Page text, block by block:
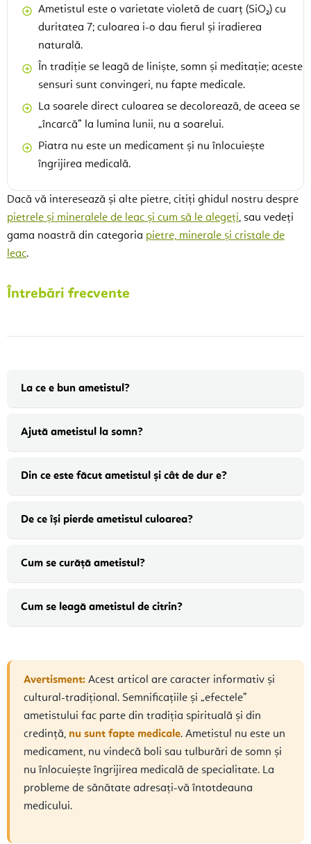
Ametistul este o varietate violetă de cuarț (SiO₂) cu
duritatea 7; culoarea i-o dau fierul și iradierea
naturală.
În tradiție se leagă de liniște, somn și meditație; aceste
sensuri sunt convingeri, nu fapte medicale.
La soarele direct culoarea se decolorează, de aceea se
„încarcă” la lumina lunii, nu a soarelui.
Piatra nu este un medicament și nu înlocuiește
îngrijirea medicală.
Dacă vă interesează și alte pietre, citiți ghidul nostru despre
pietrele și mineralele de leac și cum să le alegeți, sau vedeți
gama noastră din categoria pietre, minerale și cristale de
leac.
Întrebări frecvente
La ce e bun ametistul?
Ajută ametistul la somn?
Din ce este făcut ametistul și cât de dur e?
De ce își pierde ametistul culoarea?
Cum se curăță ametistul?
Cum se leagă ametistul de citrin?
Avertisment: Acest articol are caracter informativ și
cultural-tradițional. Semnificațiile și „efectele”
ametistului fac parte din tradiția spirituală și din
credință, nu sunt fapte medicale. Ametistul nu este un
medicament, nu vindecă boli sau tulburări de somn și
nu înlocuiește îngrijirea medicală de specialitate. La
probleme de sănătate adresați-vă întotdeauna
medicului.